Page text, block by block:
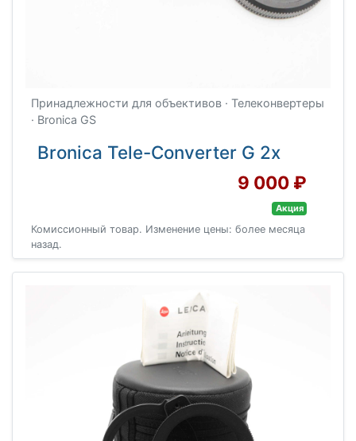
Принадлежности для объективов · Телеконвертеры
· Bronica GS
Bronica Tele-Converter G 2x
9 000 ₽
Акция
Комиссионный товар. Изменение цены: более месяца
назад.